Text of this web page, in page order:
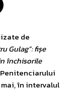
de
Gulag”: fișe
închisorile
în intervalul